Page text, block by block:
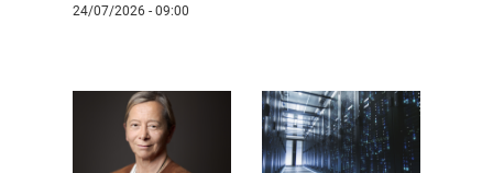
24/07/2026 - 09:00